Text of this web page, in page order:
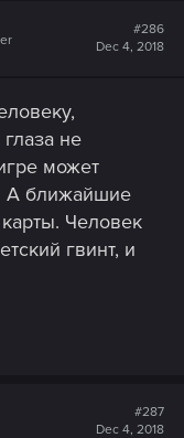
#286
Dec 4, 2018
не
может
А ближайшие
Человек
гвинт, и
#287
Dec 4, 2018